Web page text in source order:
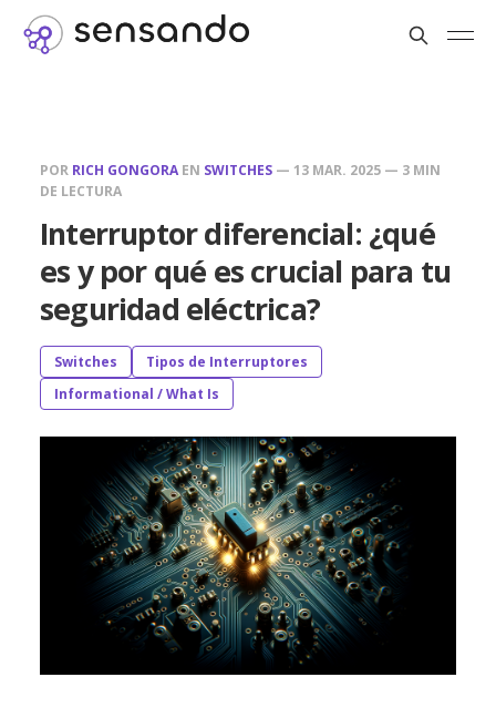
POR RICH GONGORA EN SWITCHES — 13 MAR. 2025 — 3 MIN
DE LECTURA
Interruptor diferencial: ¿qué
es y por qué es crucial para tu
seguridad eléctrica?
Switches
Tipos de Interruptores
Informational / What Is